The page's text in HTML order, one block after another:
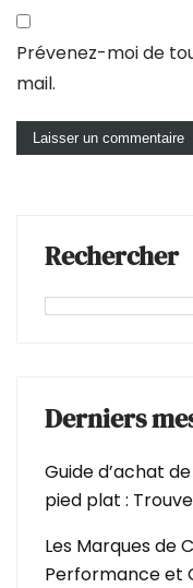
Prévenez-moi de
mail.
Rechercher
Derniers
Guide d’achat
pied plat :
Les Marques de
Performance et